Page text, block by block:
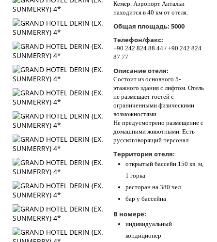
Кемер. Аэропорт Антальи
находится в 40 км от отеля.
Общая площадь: 5000
Телефон/факс:
+90 242 824 88 44 / +90 242 824
87 77
Описание отеля:
Состоит из основного 5-
этажного здания с лифтом. Отель
не размещает гостей с
ограниченными физическими
возможностями.
Не предусмотрено размещение с
домашними животными. Есть
русскоговорящий персонал.
Территория отеля:
открытый бассейн 150 кв. м,
1 горка
ресторан на 380 чел.
бар у бассейна
В номере:
индивидуальный
кондиционер